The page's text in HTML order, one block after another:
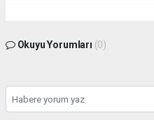
Okuyu Yorumları (0)